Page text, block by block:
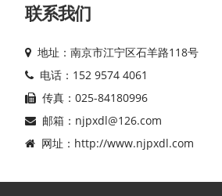
联系我们
地址：南京市江宁区石羊路118号
电话：152 9574 4061
传真：025-84180996
邮箱：njpxdl@126.com
网址：http://www.njpxdl.com